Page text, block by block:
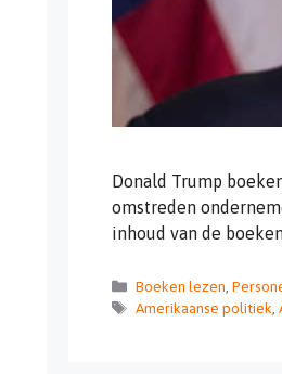
Donald Trump
omstreden
inhoud van de
Categorieën
Boeken lezen
Tags
Amerikaanse politiek